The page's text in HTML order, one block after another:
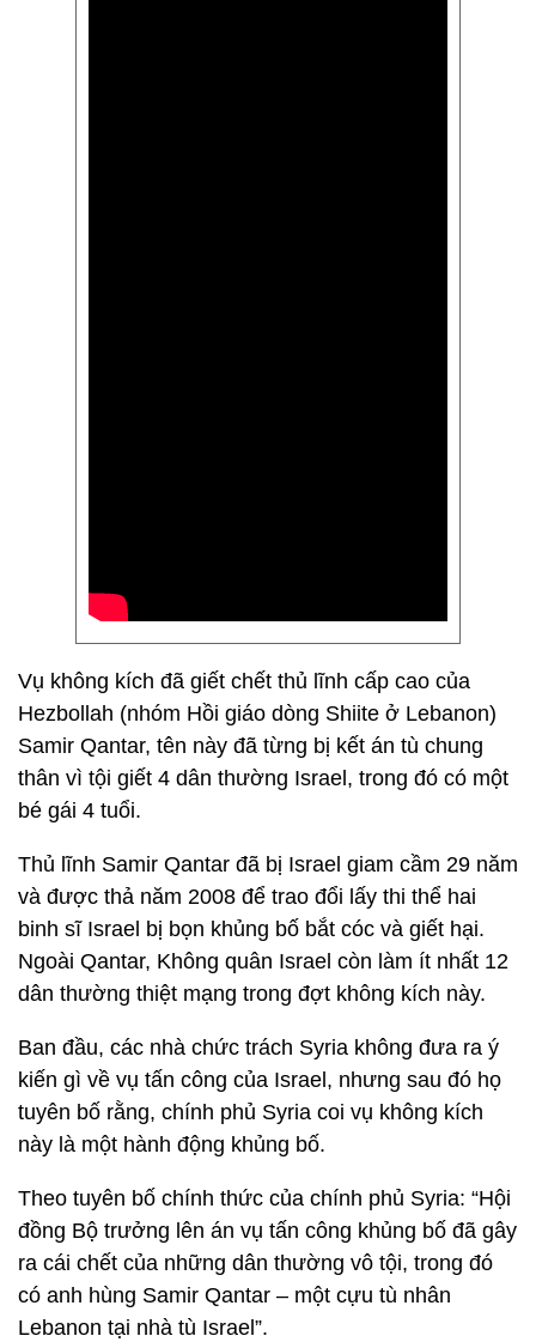
Vụ không kích đã giết chết thủ lĩnh cấp cao của
Hezbollah (nhóm Hồi giáo dòng Shiite ở Lebanon)
Samir Qantar, tên này đã từng bị kết án tù chung
thân vì tội giết 4 dân thường Israel, trong đó có một
bé gái 4 tuổi.
Thủ lĩnh Samir Qantar đã bị Israel giam cầm 29 năm
và được thả năm 2008 để trao đổi lấy thi thể hai
binh sĩ Israel bị bọn khủng bố bắt cóc và giết hại.
Ngoài Qantar, Không quân Israel còn làm ít nhất 12
dân thường thiệt mạng trong đợt không kích này.
Ban đầu, các nhà chức trách Syria không đưa ra ý
kiến gì về vụ tấn công của Israel, nhưng sau đó họ
tuyên bố rằng, chính phủ Syria coi vụ không kích
này là một hành động khủng bố.
Theo tuyên bố chính thức của chính phủ Syria: “Hội
đồng Bộ trưởng lên án vụ tấn công khủng bố đã gây
ra cái chết của những dân thường vô tội, trong đó
có anh hùng Samir Qantar – một cựu tù nhân
Lebanon tại nhà tù Israel”.